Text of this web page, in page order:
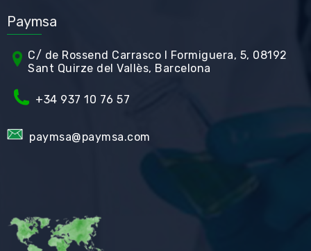
Paymsa
C/ de Rossend Carrasco I Formiguera, 5, 08192
Sant Quirze del Vallès, Barcelona
+34 937 10 76 57
paymsa@paymsa.com